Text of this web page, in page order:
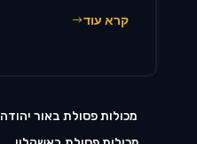
קרא עוד
מכולות פסולת באור יהודה